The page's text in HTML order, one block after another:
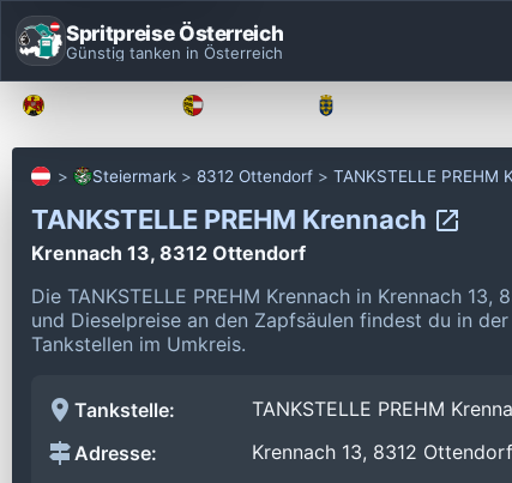
Spritpreise Österreich
Günstig tanken in Österreich
Steiermark 8312 Ottendorf TANKSTELLE PREHM
TANKSTELLE PREHM Krennach
Krennach 13, 8312 Ottendorf
Die TANKSTELLE PREHM Krennach in Krennach
und Dieselpreise an den Zapfsäulen findest du in der
Tankstellen im Umkreis.
Tankstelle:
TANKSTELLE PREHM
Adresse:
Krennach 13, 8312 Ottendorf